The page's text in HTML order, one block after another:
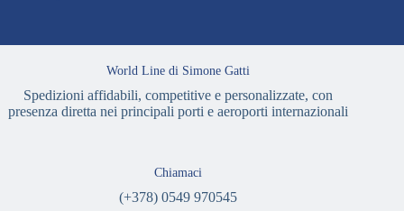
World Line di Simone Gatti
Spedizioni affidabili, competitive e personalizzate, con
presenza diretta nei principali porti e aeroporti internazionali
Chiamaci
(+378) 0549 970545